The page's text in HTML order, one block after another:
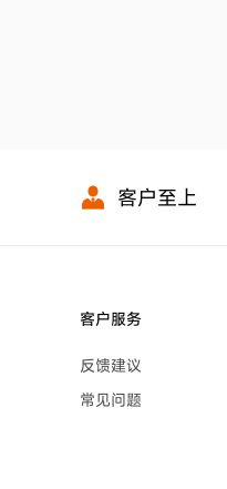
客户至上
客户服务
反馈建议
常见问题